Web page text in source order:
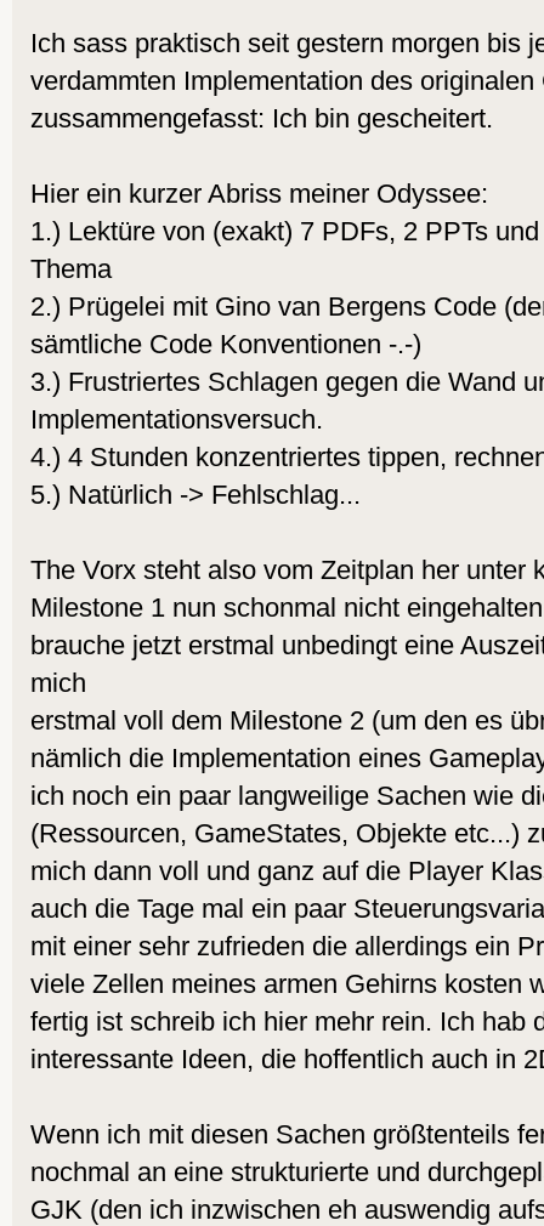
Ich sass praktisch seit gestern morgen bis
verdammten Implementation des
zussammengefasst: Ich bin gescheitert.
Hier ein kurzer Abriss meiner Odyssee:
1.) Lektüre von (exakt) 7 PDFs, 2 PPTs
Thema
2.) Prügelei mit Gino van Bergens Code
sämtliche Code Konventionen -.-)
3.) Frustriertes Schlagen gegen die Wand
Implementationsversuch.
4.) 4 Stunden konzentriertes tippen,
5.) Natürlich -> Fehlschlag...
The Vorx steht also vom Zeitplan her unter
Milestone 1 nun schonmal nicht
brauche jetzt erstmal unbedingt eine
mich
erstmal voll dem Milestone 2 (um den es
nämlich die Implementation eines
ich noch ein paar langweilige Sachen wie
(Ressourcen, GameStates, Objekte etc...)
mich dann voll und ganz auf die Player
auch die Tage mal ein paar
mit einer sehr zufrieden die allerdings ein
viele Zellen meines armen Gehirns kosten
fertig ist schreib ich hier mehr rein. Ich hab
interessante Ideen, die hoffentlich auch in
Wenn ich mit diesen Sachen größtenteils
nochmal an eine strukturierte und
GJK (den ich inzwischen eh auswendig